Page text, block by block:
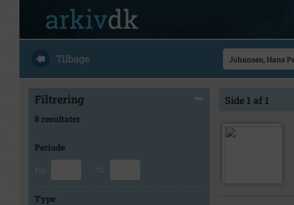
Tilbage
Filtrering
8 resultater
Periode
Fra Til
Type
Side 1 af 1